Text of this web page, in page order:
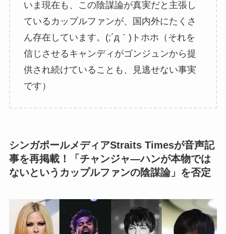
いま現在も、この陰謀論が真実だと主張し
ているカップルファンが、国内外にたくさ
ん存在しています。(;´д｀)トホホ（それを
信じさせるキャンディがゴンジュンから提
供され続けていることも、見逃せない事実
です）
シンガポールメディアStraits Timesが音声記
事を再掲載！「チャンジャ―ハンが本物では
ないというカップルファンの陰謀論」を否定